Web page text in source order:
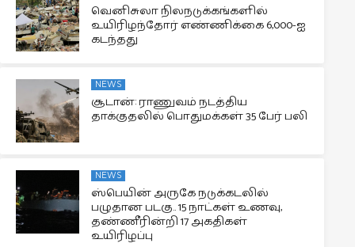
வெனிசுலா நிலநடுக்கங்களில்
உயிரிழந்தோர் எண்ணிக்கை 6,000-ஐ
கடந்தது
NEWS
சூடான்: ராணுவம் நடத்திய
தாக்குதலில் பொதுமக்கள் 35 பேர் பலி
NEWS
ஸ்பெயின் அருகே நடுக்கடலில்
பழுதான படகு.. 15 நாட்கள் உணவு,
தண்ணீரின்றி 17 அகதிகள்
உயிரிழப்பு